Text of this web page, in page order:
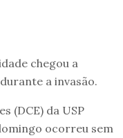
chegou a
a invasão.
(DCE) da USP
ocorreu sem